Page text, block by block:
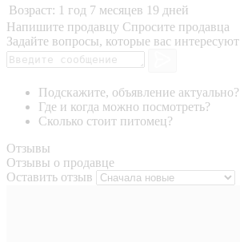
Возраст: 1 год 7 месяцев 19 дней
Напишите продавцу Спросите продавца
Задайте вопросы, которые вас интересуют
Подскажите, объявление актуально?
Где и когда можно посмотреть?
Сколько стоит питомец?
Отзывы
Отзывы о продавце
Оставить отзыв